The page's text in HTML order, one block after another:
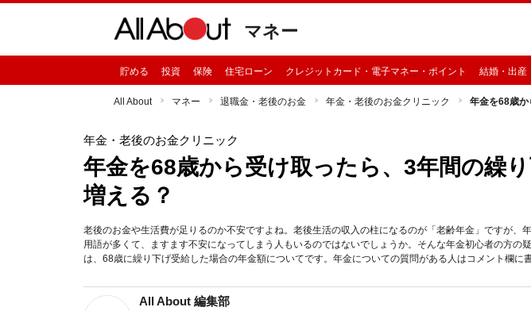
マネー
貯める 投資 保険 住宅ローン クレジットカード・電子マネー・ポイント 結婚・出産
All About マネー 退職金・老後のお金 年金・老後のお金クリニック 年金を68歳か
年金・老後のお金クリニック
年金を68歳から受け取ったら、3年間の繰
増える？
老後のお金や生活費が足りるのか不安ですよね。老後生活の収入の柱になるのが「老齢年金」ですが、
用語が多くて、ますます不安になってしまう人もいるのではないでしょうか。そんな年金初心者の方の
は、68歳に繰り下げ受給した場合の年金額についてです。年金についての質問がある人はコメント欄に
All About 編集部